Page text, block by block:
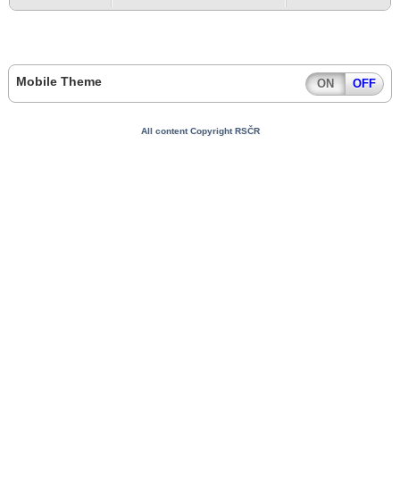
Mobile Theme ON OFF
All content Copyright RSČR